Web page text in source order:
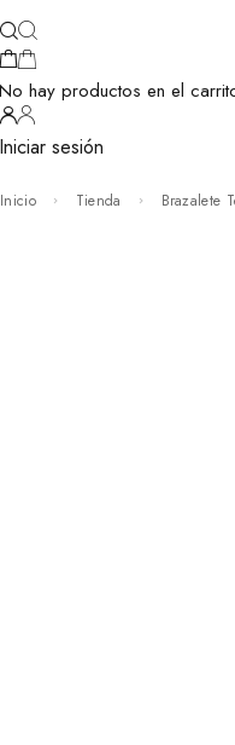
hay productos en el
sesión
Inicio Tienda Brazalete